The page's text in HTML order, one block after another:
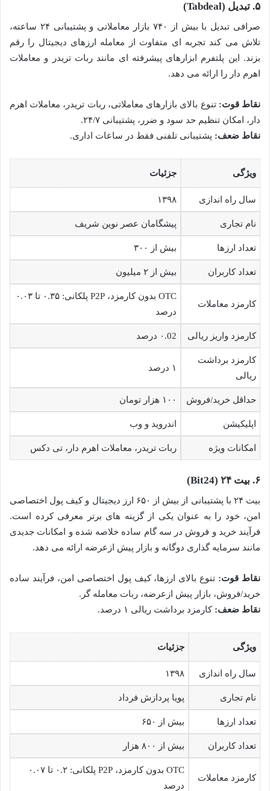
۵. تبدیل (Tabdeal)
صرافی تبدیل با بیش از ۷۴۰ بازار معاملاتی و پشتیبانی ۲۴ ساعته،
تلاش می کند تجربه ای متفاوت از معامله ارزهای دیجیتال را رقم
بزند. این پلتفرم ابزارهای پیشرفته ای مانند ربات تریدر و معاملات
اهرم دار را ارائه می دهد.
نقاط قوت: تنوع بالای بازارهای معاملاتی، ربات تریدر، معاملات اهرم
دار، امکان تنظیم حد سود و ضرر، پشتیبانی ۲۴/۷.
نقاط ضعف: پشتیبانی تلفنی فقط در ساعات اداری.
ویژگی جزئیات
سال راه اندازی ۱۳۹۸
نام تجاری پیشگامان عصر نوین شریف
تعداد ارزها بیش از ۳۰۰
تعداد کاربران بیش از ۲ میلیون
کارمزد معاملات
OTC بدون کارمزد، P2P پلکانی: ۰.۳۵ تا ۰.۰۳
درصد
کارمزد واریز ریالی ۰.02 درصد
کارمزد برداشت
ریالی
۱ درصد
حداقل خرید/فروش ۱۰۰ هزار تومان
اپلیکیشن اندروید و وب
امکانات ویژه ربات تریدر، معاملات اهرم دار، تی دکس
۶. بیت ۲۴ (Bit24)
بیت ۲۴ با پشتیبانی از بیش از ۶۵۰ ارز دیجیتال و کیف پول اختصاصی
امن، خود را به عنوان یکی از گزینه های برتر معرفی کرده است.
فرآیند خرید و فروش در سه گام ساده خلاصه شده و امکانات جدیدی
مانند سرمایه گذاری دوگانه و بازار پیش ازعرضه ارائه می دهد.
نقاط قوت: تنوع بالای ارزها، کیف پول اختصاصی امن، فرآیند ساده
خرید/فروش، بازار پیش ازعرضه، ربات معامله گر.
نقاط ضعف: کارمزد برداشت ریالی ۱ درصد.
ویژگی جزئیات
سال راه اندازی ۱۳۹۸
نام تجاری پویا پردازش فرداد
تعداد ارزها بیش از ۶۵۰
تعداد کاربران بیش از ۸۰۰ هزار
کارمزد معاملات
OTC بدون کارمزد، P2P پلکانی: ۰.۲ تا ۰.۰۷
درصد